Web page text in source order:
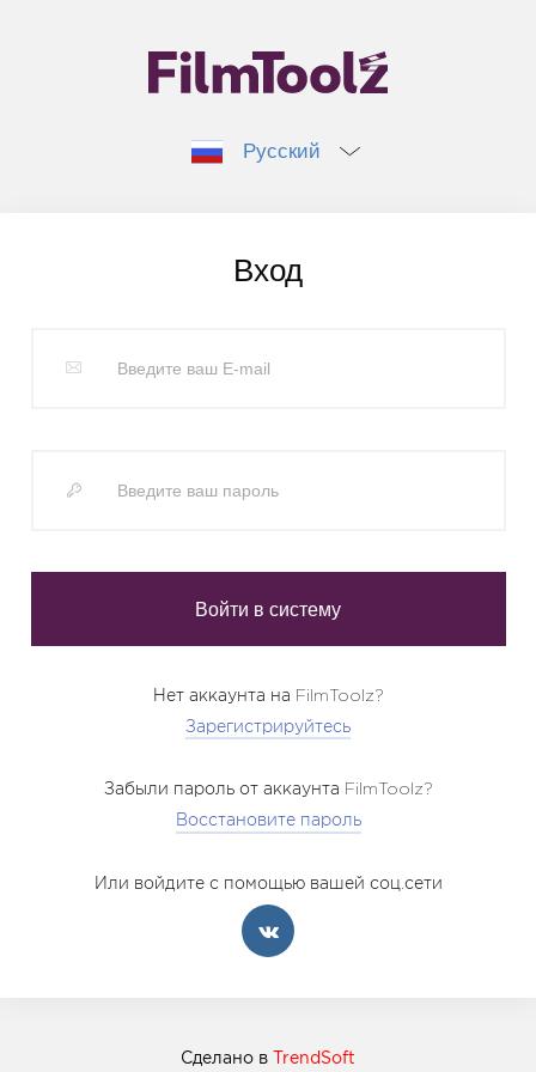
Русский
Вход
Нет аккаунта на FilmToolz?
Зарегистрируйтесь
Забыли пароль от аккаунта FilmToolz?
Восстановите пароль
Или войдите с помощью вашей соц.сети
Сделано в TrendSoft